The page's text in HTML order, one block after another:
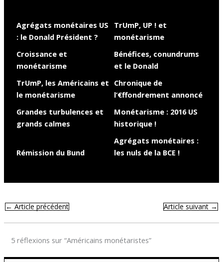
Agrégats monétaires US
: le Donald Président ?
TrUmP, UP ! et
monétarisme
Croissance et
monétarisme
Bénéfices, conundrums
et le Donald
TrUmP, les Américains et
le monétarisme
Chronique de
l’€ffondrement annoncé
Grandes turbulences et
grands calmes
Monétarisme : 2016 US
historique !
Rémission du Bund
Agrégats monétaires :
les nuls de la BCE !
←Article précédent Article suivant→
5 réflexions sur “Américains monétaristes”